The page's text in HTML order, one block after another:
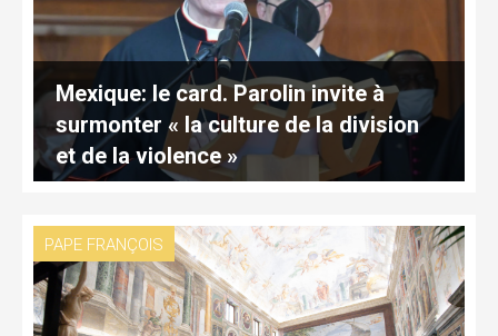
Mexique: le card. Parolin invite à
surmonter « la culture de la division
et de la violence »
PAPE FRANÇOIS